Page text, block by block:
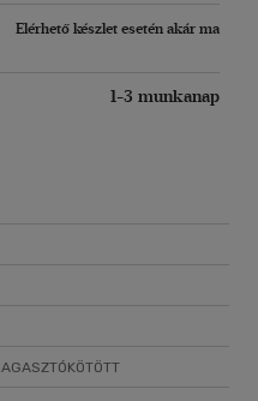
Elérhető készlet esetén akár ma
1-3 munkanap